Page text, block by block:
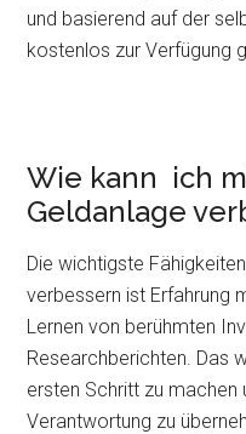
und basierend auf der
kostenlos zur Verfügung
Wie kann ich
Geldanlage
Die wichtigste
verbessern ist Erfahrung
Lernen von berühmten
Researchberichten. Das
ersten Schritt zu machen
Verantwortung zu